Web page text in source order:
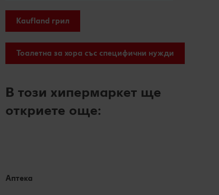
Kaufland грил
Тоалетна за хора със специфични нужди
В този хипермаркет ще
откриете още:
Аптека